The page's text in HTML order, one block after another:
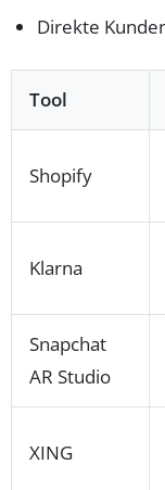
Direkte
Tool
Shopify
Klarna
Snapchat
AR Studio
XING